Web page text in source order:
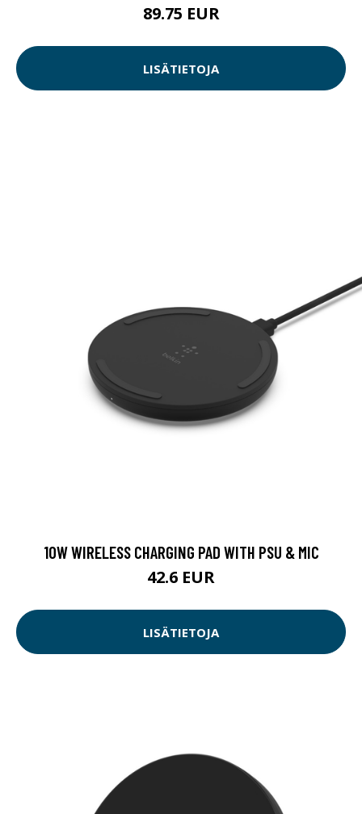
89.75 EUR
LISÄTIETOJA
10W WIRELESS CHARGING PAD WITH PSU & MIC
42.6 EUR
LISÄTIETOJA